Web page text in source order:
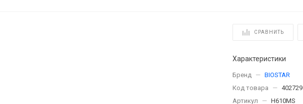
СРАВНИТЬ
Характеристики
Бренд — BIOSTAR
Код товара
— 402729
Артикул
— H610MS